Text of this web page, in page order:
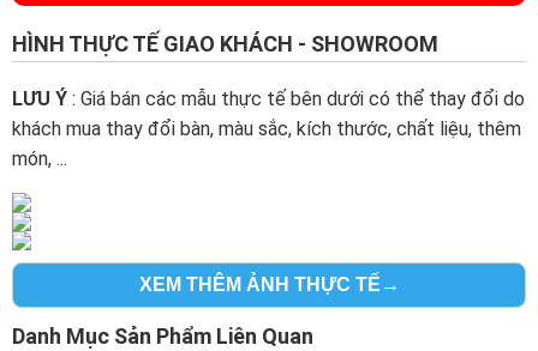
HÌNH THỰC TẾ GIAO KHÁCH - SHOWROOM
LƯU Ý : Giá bán các mẫu thực tế bên dưới có thể thay đổi do
khách mua thay đổi bàn, màu sắc, kích thước, chất liệu, thêm
món, ...
XEM THÊM ẢNH THỰC TẾ→
Danh Mục Sản Phẩm Liên Quan